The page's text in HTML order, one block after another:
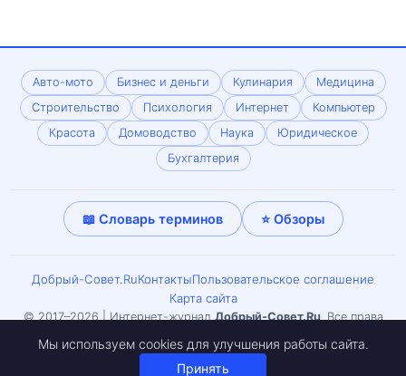
Авто-мото Бизнес и деньги Кулинария
Медицина
Строительство
Психология Интернет
Компьютер
Красота
Домоводство Наука
Юридическое
Бухгалтерия
📖 Словарь терминов ⭐ Обзоры
Добрый-Совет.RuКонтактыПользовательское соглашение
Карта сайта
© 2017–2026 | Интернет-журналДобрый-Совет.Ru. Все права
согласия редакции. Может встречаться материал 18+.
Мы используем cookies для улучшения работы сайта.
Принять